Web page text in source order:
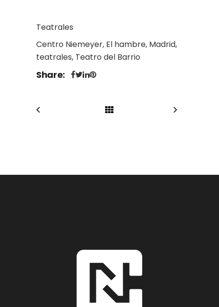
Teatrales
Centro Niemeyer, El hambre, Madrid,
teatrales, Teatro del Barrio
Share